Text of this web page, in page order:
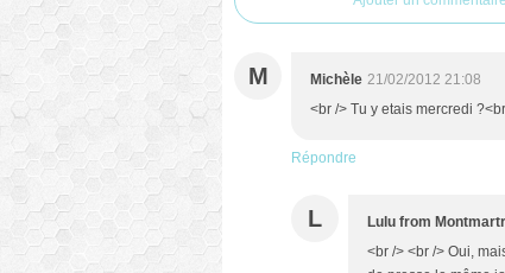
M Michèle 21/02/2012 21:08
<br /> Tu y etais mercredi
Répondre
L Lulu from
<br /> <br /> Oui,